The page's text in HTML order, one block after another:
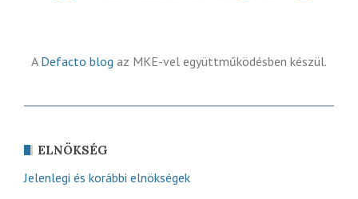
A Defacto blog az MKE-vel együttműködésben készül.
ELNÖKSÉG
Jelenlegi és korábbi elnökségek